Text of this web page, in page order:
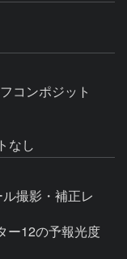
コンポジット
なし
撮影・補正レ
ー12の予報光度